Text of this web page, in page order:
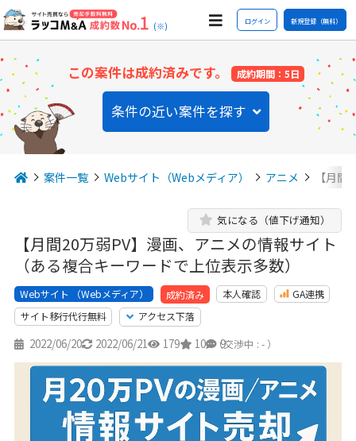
(※) ログイン 新規登録（無料）
この案件は成約済みです。 成約期間：5日
条件の近い案件を探す
案件一覧 Webサイト（Webメディア） アニメ 【月
【月間20万弱PV】漫画、アニメの情報サイト
（ある複合キーワードで上位表示多数）
気になる（値下げ通知）
Webサイト （Webメディア） 成約済み 本人確認
GA連携
サイト移行代行無料
アクセス下落
2022/06/20 2022/06/21 179 10 9
（交渉中 : - ）